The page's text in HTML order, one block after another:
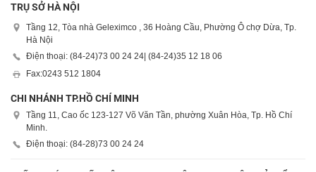
TRỤ SỞ HÀ NỘI
Tầng 12, Tòa nhà Geleximco , 36 Hoàng Cầu, Phường Ô chợ Dừa, Tp.
Hà Nội
Điện thoại: (84-24)73 00 24 24| (84-24)35 12 18 06
Fax:0243 512 1804
CHI NHÁNH TP.HỒ CHÍ MINH
Tầng 11, Cao ốc 123-127 Võ Văn Tần, phường Xuân Hòa, Tp. Hồ Chí
Minh.
Điện thoại: (84-28)73 00 24 24